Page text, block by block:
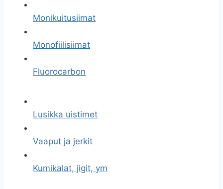
Monikuitusiimat
Monofiilisiimat
Fluorocarbon
Lusikka uistimet
Vaaput ja jerkit
Kumikalat, jigit, ym